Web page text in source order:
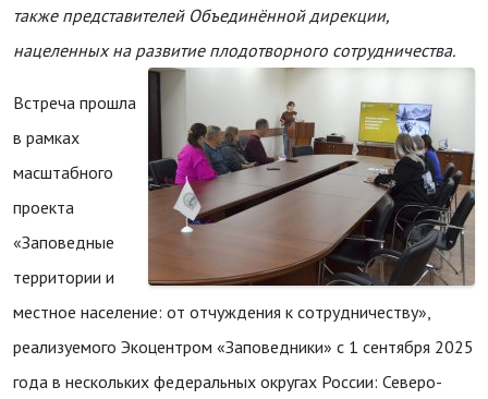
также представителей Объединённой дирекции,
нацеленных на развитие плодотворного сотрудничества.
Встреча прошла
в рамках
масштабного
проекта
«Заповедные
территории и
местное население: от отчуждения к сотрудничеству»,
реализуемого Экоцентром «Заповедники» с 1 сентября 2025
года в нескольких федеральных округах России: Северо-